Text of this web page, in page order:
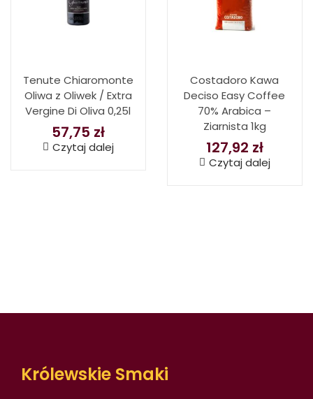
Tenute Chiaromonte
Oliwa z Oliwek / Extra
Vergine Di Oliva 0,25l
57,75 zł
Czytaj dalej
Costadoro Kawa
Deciso Easy Coffee
70% Arabica –
Ziarnista 1kg
127,92 zł
Czytaj dalej
Królewskie Smaki